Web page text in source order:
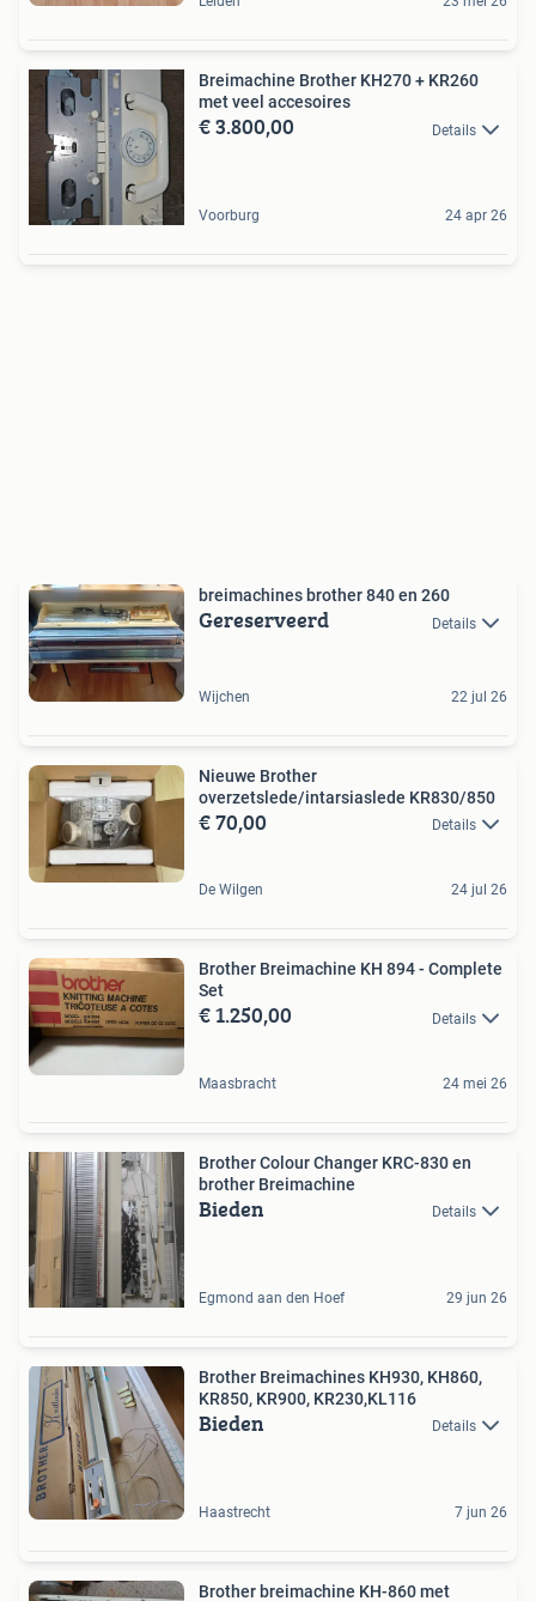
Breimachine Brother KH270 + KR260
met veel accesoires
€ 3.800,00 Details
Voorburg 24 apr 26
breimachines brother 840 en 260
Gereserveerd Details
Wijchen 22 jul 26
Nieuwe Brother
overzetslede/intarsiaslede KR830/850
€ 70,00 Details
De Wilgen 24 jul 26
Brother Breimachine KH 894 - Complete
Set
€ 1.250,00 Details
Maasbracht 24 mei 26
Brother Colour Changer KRC-830 en
brother Breimachine
Bieden Details
Egmond aan den Hoef 29 jun 26
Brother Breimachines KH930, KH860,
KR850, KR900, KR230,KL116
Bieden Details
Haastrecht 7 jun 26
Brother breimachine KH-860 met